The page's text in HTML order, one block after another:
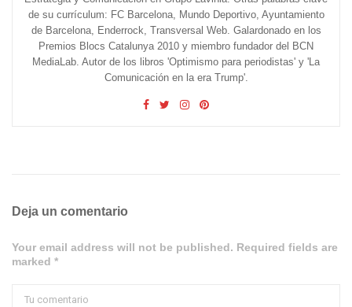
de su currículum: FC Barcelona, Mundo Deportivo, Ayuntamiento
de Barcelona, Enderrock, Transversal Web. Galardonado en los
Premios Blocs Catalunya 2010 y miembro fundador del BCN
MediaLab. Autor de los libros 'Optimismo para periodistas' y 'La
Comunicación en la era Trump'.
Deja un comentario
Your email address will not be published. Required fields are
marked *